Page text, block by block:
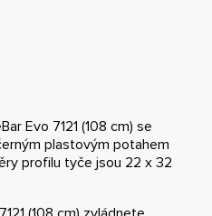
Evo 7121 (108 cm) se
plastovým potahem
profilu tyče jsou 22 x 32